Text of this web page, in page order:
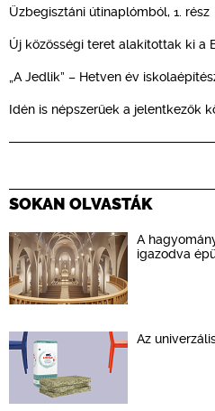
Üzbegisztáni útinaplómból, 1. rész
Új közösségi teret alakítottak ki a
„A Jedlik” – Hetven év
Idén is népszerűek a jelentkezők
SOKAN OLVASTÁK
A
igazodva
Az